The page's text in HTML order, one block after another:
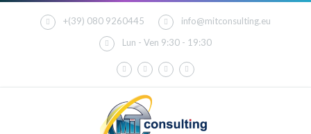
+(39) 080 9260445
info@mitconsulting.eu
Lun - Ven 9:30 - 19:30